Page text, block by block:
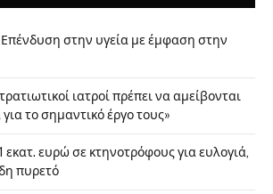
στην υγεία με έμφαση στην
ιατροί πρέπει να αμείβονται
για το σημαντικό έργο τους»
ευρώ σε κτηνοτρόφους για ευλογιά,
πυρετό